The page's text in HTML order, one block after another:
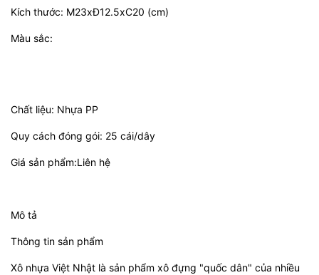
Kích thước: M23xĐ12.5xC20 (cm)
Màu sắc:
Chất liệu: Nhựa PP
Quy cách đóng gói: 25 cái/dây
Giá sản phẩm:Liên hệ
Mô tả
Thông tin sản phẩm
Xô nhựa Việt Nhật là sản phẩm xô đựng "quốc dân" của nhiều